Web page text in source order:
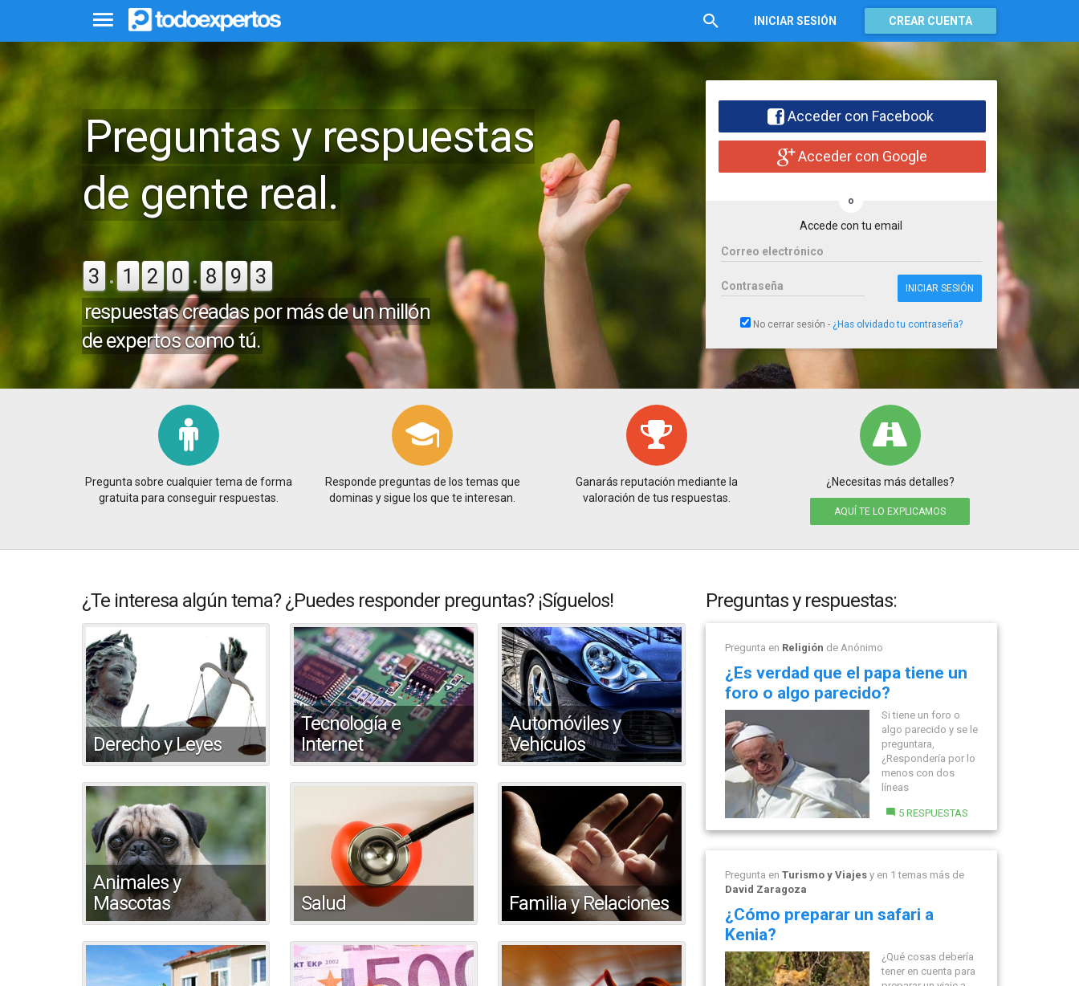
INICIAR SESIÓN CREAR CUENTA
Preguntas y respuestas
de gente real.
3 . 1 2 0 . 8 9
3
respuestas creadas por más de un millón
de expertos como tú.
Acceder con Facebook
Acceder con Google
o
Accede con tu email
Correo electrónico
Contraseña INICIAR SESIÓN
No cerrar sesión - ¿Has olvidado tu contraseña?
Pregunta sobre cualquier tema de forma
gratuita para conseguir respuestas.
Responde preguntas de los temas que
dominas y sigue los que te interesan.
Ganarás reputación mediante la
valoración de tus respuestas.
¿Necesitas más detalles?
AQUÍ TE LO EXPLICAMOS
¿Te interesa algún tema? ¿Puedes responder preguntas? ¡Síguelos!
Derecho y Leyes
Tecnología e
Internet
Automóviles y
Vehículos
Animales y
Mascotas
Salud Familia y Relaciones
Preguntas y respuestas:
Pregunta en Religión de Anónimo
¿Es verdad que el papa tiene un
foro o algo parecido?
Si tiene un foro o
algo parecido y se le
preguntara,
¿Respondería por lo
menos con dos
líneas
5 RESPUESTAS
Pregunta en Turismo y Viajesy en 1 temas más de
David Zaragoza
¿Cómo preparar un safari a
Kenia?
¿Qué cosas debería
tener en cuenta para